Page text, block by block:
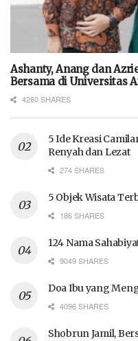
Ashanty, Anang dan
Bersama di Universitas
4260 SHARES
5 Ide Kreasi
Renyah dan Lezat
274 SHARES
5 Objek Wisata
186 SHARES
124 Nama
9049 SHARES
Doa Ibu yang
4096 SHARES
Shobrun Jamil,